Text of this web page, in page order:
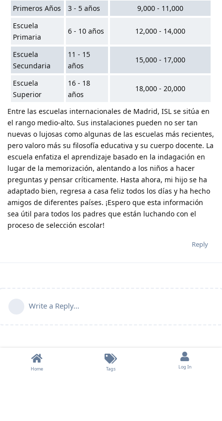
Primeros Años
3 - 5 años
9,000 - 11,000
Escuela
Primaria
6 - 10 años 12,000 - 14,000
Escuela
Secundaria
11 - 15
años
15,000 - 17,000
Escuela
Superior
16 - 18
años
18,000 - 20,000
Entre las escuelas internacionales de Madrid, ISL se sitúa en
el rango medio-alto. Sus instalaciones pueden no ser tan
nuevas o lujosas como algunas de las escuelas más recientes,
pero valoro más su filosofía educativa y su cuerpo docente. La
escuela enfatiza el aprendizaje basado en la indagación en
lugar de la memorización, alentando a los niños a hacer
preguntas y pensar críticamente. Hasta ahora, mi hijo se ha
adaptado bien, regresa a casa feliz todos los días y ha hecho
amigos de diferentes países. ¡Espero que esta información
sea útil para todos los padres que están luchando con el
proceso de selección escolar!
Reply
Write a Reply...
Home Tags Log In